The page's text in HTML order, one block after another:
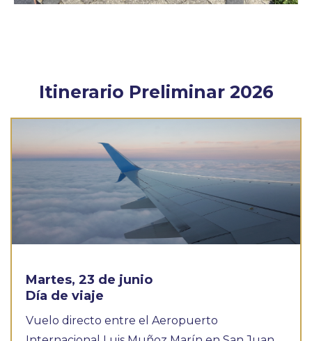
Itinerario Preliminar 2026
Martes, 23 de junio
Día de viaje
Vuelo directo entre el Aeropuerto